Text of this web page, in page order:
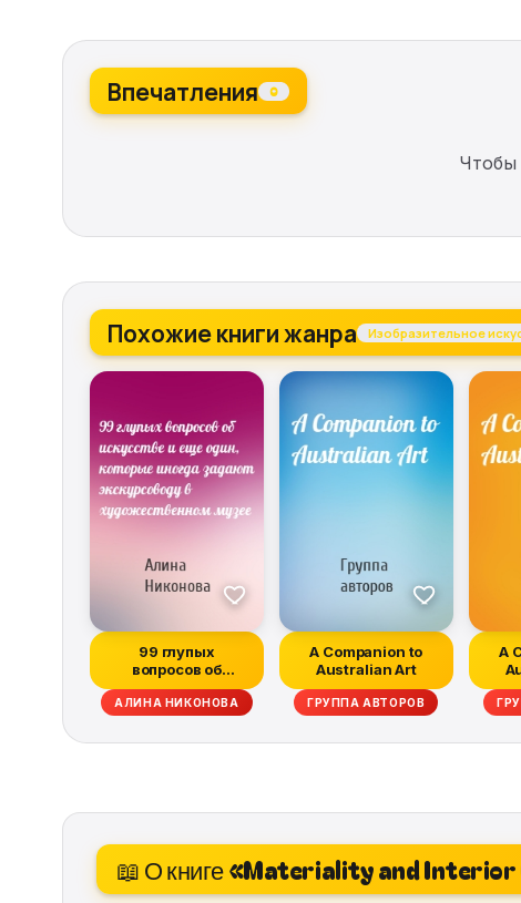
Впечатления 0
Чтобы
Похожие книги жанра Изобразительное
99 глупых
вопросов об
искусстве и еще
один, которы...
АЛИНА НИКОНОВА
A Companion to
Australian Art
ГРУППА АВТОРОВ
A
📖 О книге «Materiality and